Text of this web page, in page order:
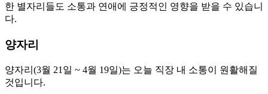
한 별자리들도 소통과 연애에 긍정적인 영향을 받을 수 있습니
다.
양자리
양자리(3월 21일 ~ 4월 19일)는 오늘 직장 내 소통이 원활해질
것입니다.